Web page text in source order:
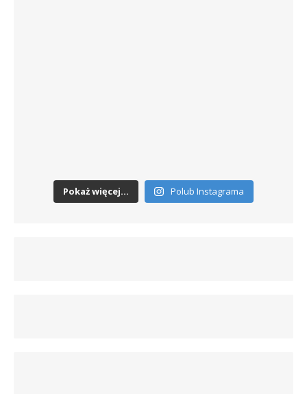
Pokaż więcej... Polub Instagrama